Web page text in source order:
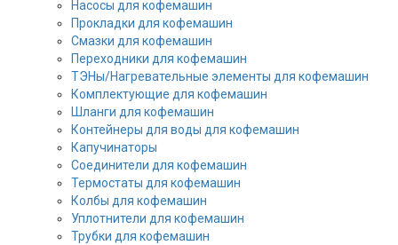
Насосы для кофемашин
Прокладки для кофемашин
Смазки для кофемашин
Переходники для кофемашин
ТЭНы/Нагревательные элементы для кофемашин
Комплектующие для кофемашин
Шланги для кофемашин
Контейнеры для воды для кофемашин
Капучинаторы
Соединители для кофемашин
Термостаты для кофемашин
Колбы для кофемашин
Уплотнители для кофемашин
Трубки для кофемашин